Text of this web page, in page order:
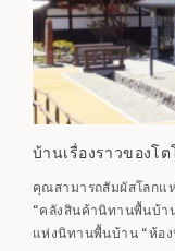
บ้านเรื่องราวของโ
คุณสามารถสัมผัสโลกแ
“คลังสินค้านิทานพื้นบ้า
แห่งนิทานพื้นบ้าน “ห้อง